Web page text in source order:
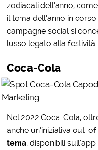
zodiacali dell’anno,
il tema dell’anno in corso
campagne social si
lusso legato alla festività.
Coca-Cola
Nel 2022 Coca-Cola,
anche un’iniziativa out-
tema, disponibili